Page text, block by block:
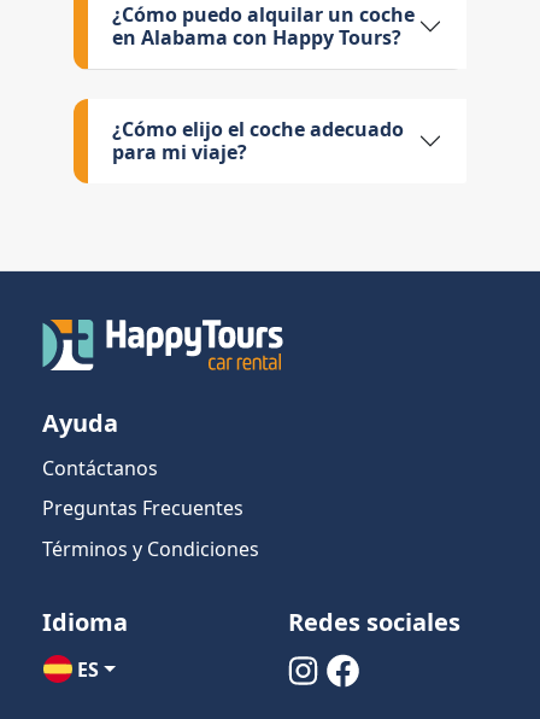
¿Cómo puedo alquilar un coche
en Alabama con Happy Tours?
¿Cómo elijo el coche adecuado
para mi viaje?
Ayuda
Contáctanos
Preguntas Frecuentes
Términos y Condiciones
Idioma
ES
Redes sociales